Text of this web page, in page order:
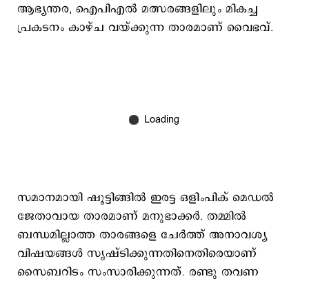
ആഭ്യന്തര, ഐപിഎൽ മത്സരങ്ങളിലും മികച്ച
പ്രകടനം കാഴ്ച വയ്ക്കുന്ന താരമാണ് വൈഭവ്.
സമാനമായി ഷൂട്ടിങ്ങില്‍ ഇരട്ട ഒളിംപിക് മെഡല്‍
ജേതാവായ താരമാണ് മനുഭാക്കര്‍. തമ്മില്‍
ബന്ധമില്ലാത്ത താരങ്ങളെ ചേര്‍ത്ത് അനാവശ്യ
വിഷയങ്ങള്‍ സൃഷ്ടിക്കുന്നതിനെതിരെയാണ്
സൈബറിടം സംസാരിക്കുന്നത്. രണ്ടു തവണ